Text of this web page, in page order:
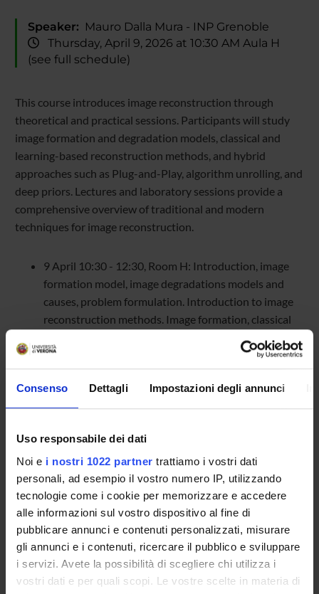
Consenso Dettagli Impostazioni degli annunci
Uso responsabile dei dati
Noi e i nostri 1022 partner trattiamo i vostri dati
personali, ad esempio il vostro numero IP, utilizzando
tecnologie come i cookie per memorizzare e accedere
alle informazioni sul vostro dispositivo al fine di
pubblicare annunci e contenuti personalizzati, misurare
gli annunci e i contenuti, ricercare il pubblico e sviluppare
i servizi. Avete la possibilità di scegliere chi utilizza i
vostri dati e per quali scopi. Le vostre scelte in materia di
Speaker: Mauro Dalla Mura - INP Grenoble
Thursday, April 9, 2026 at 10:30 AM Aula H
(see full schedule)
This course introduces image reconstruction through
theoretical and practical sessions. Participants will study
image formation and degradation models, classical and
learning-based reconstruction methods, and hybrid
approaches such as Plug-and-Play, algorithm unrolling, and
deep priors. Lectures and laboratory sessions provide a
comprehensive overview of traditional and modern
techniques for image reconstruction.
9 April 10:30 - 12:30, Room H: Introduction, image
formation model, image degradations models and
causes, problem formulation. Introduction to image
reconstruction methods. Image formation, classical
13 April 12:30- 14:30, Room H: Model-based and
learning based approaches. Image reconstruction
based on machine learning.
16 April 10:30 - 12:30, Room H: Hybrid approaches
Hybrid image reconstruction methods.
Further information: giacomo.albi@univr.it
Programme Director